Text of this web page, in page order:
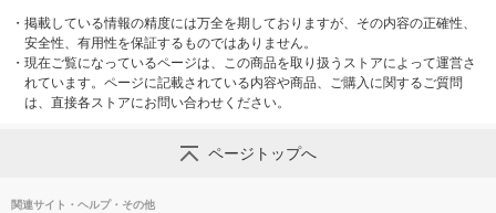
・ 掲載している情報の精度には万全を期しておりますが、その内容の正確性、
安全性、有用性を保証するものではありません。
・ 現在ご覧になっているページは、この商品を取り扱うストアによって運営さ
れています。ページに記載されている内容や商品、ご購入に関するご質問
は、直接各ストアにお問い合わせください。
ページトップへ
関連サイト・ヘルプ・その他